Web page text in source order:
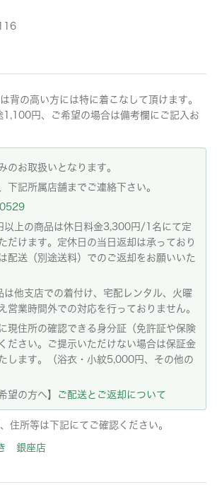
背の高い方には特に着こなして頂けます。
1,100円、ご希望の場合は備考欄にご記入お
のお取扱いとなります。
下記所属店舗までご連絡下さい。
上の商品は休日料金3,300円/1名にて定
だけます。定休日の当日返却は承っており
配送（別途送料）でのご返却をお願いいた
他支店での着付け、宅配レンタル、火曜
営業時間外での対応を行っておりません。
現住所の確認できる身分証（免許証や保険
ださい。ご提示いただけない場合は保証金
します。（浴衣・小紋5,000円、その他の
望の方へ】
ご配送とご返却について
住所等は下記にてご確認ください。
銀座店